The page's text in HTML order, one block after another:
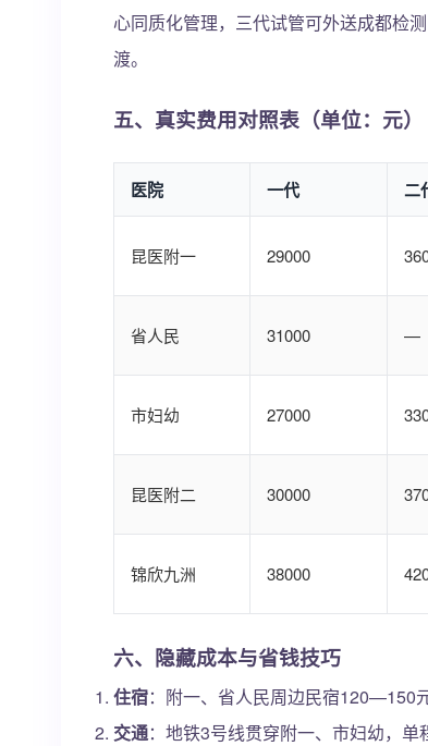
心同质化管理，三代试管可外送成都检
渡。
五、真实费用对照表（单位：元）
医院 一代 二
昆医附一 29000
省人民 31000 —
市妇幼 27000
昆医附二 30000
锦欣九洲 38000
六、隐藏成本与省钱技巧
住宿：附一、省人民周边民宿120—150
交通：地铁3号线贯穿附一、市妇幼，